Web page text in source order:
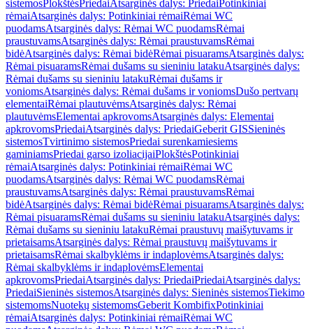
sistemosPlokštėsPriedaiAtsarginės dalys: PriedaiPotinkiniai
rėmaiAtsarginės dalys: Potinkiniai rėmaiRėmai WC
puodamsAtsarginės dalys: Rėmai WC puodamsRėmai
praustuvamsAtsarginės dalys: Rėmai praustuvamsRėmai
bidėAtsarginės dalys: Rėmai bidėRėmai pisuaramsAtsarginės dalys:
Rėmai pisuaramsRėmai dušams su sieniniu latakuAtsarginės dalys:
Rėmai dušams su sieniniu latakuRėmai dušams ir
voniomsAtsarginės dalys: Rėmai dušams ir voniomsDušo pertvarų
elementaiRėmai plautuvėmsAtsarginės dalys: Rėmai
plautuvėmsElementai apkrovomsAtsarginės dalys: Elementai
apkrovomsPriedaiAtsarginės dalys: PriedaiGeberit GISSieninės
sistemosTvirtinimo sistemosPriedai surenkamiesiems
gaminiamsPriedai garso izoliacijaiPlokštėsPotinkiniai
rėmaiAtsarginės dalys: Potinkiniai rėmaiRėmai WC
puodamsAtsarginės dalys: Rėmai WC puodamsRėmai
praustuvamsAtsarginės dalys: Rėmai praustuvamsRėmai
bidėAtsarginės dalys: Rėmai bidėRėmai pisuaramsAtsarginės dalys:
Rėmai pisuaramsRėmai dušams su sieniniu latakuAtsarginės dalys:
Rėmai dušams su sieniniu latakuRėmai praustuvų maišytuvams ir
prietaisamsAtsarginės dalys: Rėmai praustuvų maišytuvams ir
prietaisamsRėmai skalbyklėms ir indaplovėmsAtsarginės dalys:
Rėmai skalbyklėms ir indaplovėmsElementai
apkrovomsPriedaiAtsarginės dalys: PriedaiPriedaiAtsarginės dalys:
PriedaiSieninės sistemosAtsarginės dalys: Sieninės sistemosTiekimo
sistemomsNuotekų sistemomsGeberit KombifixPotinkiniai
rėmaiAtsarginės dalys: Potinkiniai rėmaiRėmai WC